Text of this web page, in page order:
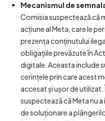
Mecanismul de
Comisia suspectează că
acțiune al Meta, care le
prezența conținutului
obligațiile prevăzute în
digitale. Aceasta include
cerințele prin care acest
accesat și ușor de
suspectează că Meta nu
de soluționare a